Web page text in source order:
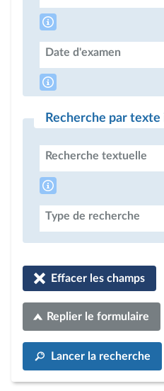
Date d'examen
Recherche par texte
Recherche textuelle
Type de recherche
Effacer les champs
Replier le formulaire
Lancer la recherche